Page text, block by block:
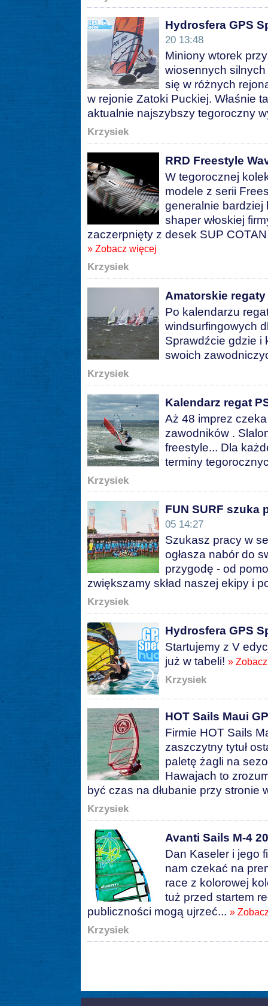
Hydrosfera GPS
20 13:48
Miniony wtorek
wiosennych silnych
się w różnych
w rejonie Zatoki Puckiej. Właśnie
aktualnie najszybszy tegoroczny
Krzysiek
RRD Freestyle
W tegorocznej
modele z serii
generalnie bardziej
shaper włoskiej
zaczerpnięty z desek SUP
» Zobacz więcej
Krzysiek
Amatorskie
Po kalendarzu
windsurfingowych
Sprawdźcie gdzie i
swoich
Krzysiek
Kalendarz regat
Aż 48 imprez
zawodników .
freestyle... Dla
terminy
Krzysiek
FUN SURF szuka
05 14:27
Szukasz pracy w
ogłasza nabór do
przygodę - od
zwiększamy skład naszej ekipy i
Krzysiek
Hydrosfera GPS
Startujemy z V
już w tabeli! »
Krzysiek
HOT Sails Maui
Firmie HOT Sails
zaszczytny tytuł
paletę żagli na
Hawajach to
być czas na dłubanie przy stronie
Krzysiek
Avanti Sails M-4
Dan Kaseler i jego
nam czekać na
race z kolorowej
tuż przed startem
publiczności mogą ujrzeć... »
Krzysiek